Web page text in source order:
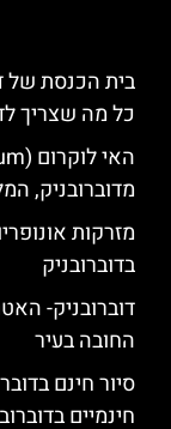
כל מה שצריך
מדוברובניק,
בדוברובניק
דוברובניק-
החובה בעיר
סיור חינם
חינמיים